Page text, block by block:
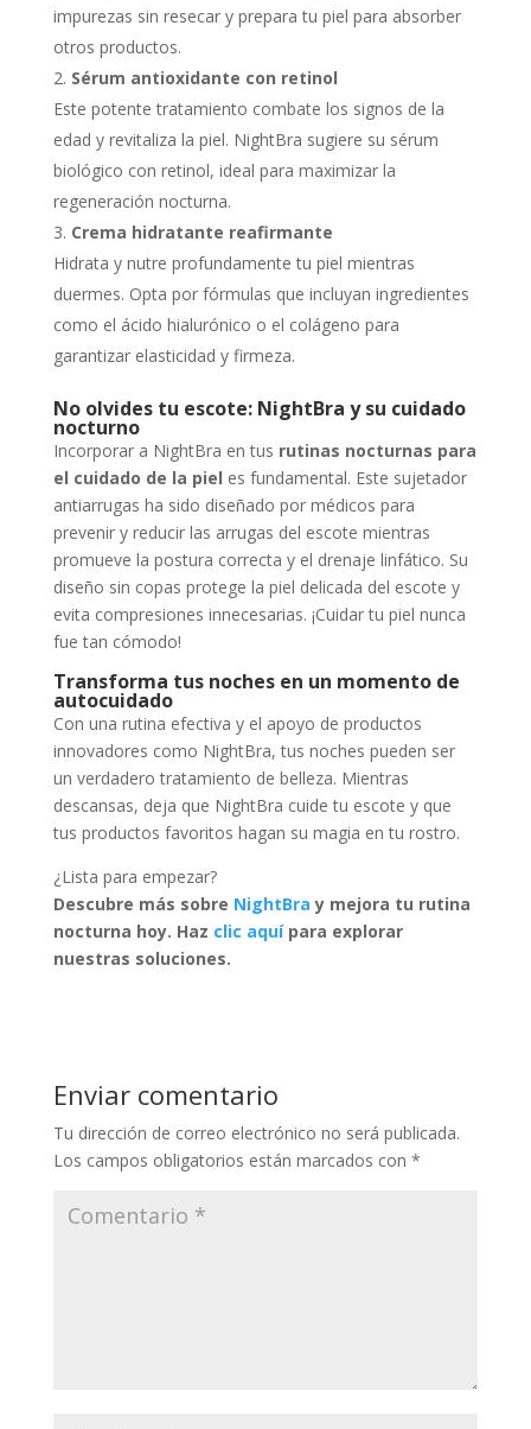
impurezas sin resecar y prepara tu piel para absorber
otros productos.
Sérum antioxidante con retinol
Este potente tratamiento combate los signos de la
edad y revitaliza la piel. NightBra sugiere su sérum
biológico con retinol, ideal para maximizar la
regeneración nocturna.
Crema hidratante reafirmante
Hidrata y nutre profundamente tu piel mientras
duermes. Opta por fórmulas que incluyan ingredientes
como el ácido hialurónico o el colágeno para
garantizar elasticidad y firmeza.
No olvides tu escote: NightBra y su cuidado
nocturno
Incorporar a NightBra en tus rutinas nocturnas para
el cuidado de la piel es fundamental. Este sujetador
antiarrugas ha sido diseñado por médicos para
prevenir y reducir las arrugas del escote mientras
promueve la postura correcta y el drenaje linfático. Su
diseño sin copas protege la piel delicada del escote y
evita compresiones innecesarias. ¡Cuidar tu piel nunca
fue tan cómodo!
Transforma tus noches en un momento de
autocuidado
Con una rutina efectiva y el apoyo de productos
innovadores como NightBra, tus noches pueden ser
un verdadero tratamiento de belleza. Mientras
descansas, deja que NightBra cuide tu escote y que
tus productos favoritos hagan su magia en tu rostro.
¿Lista para empezar?
Descubre más sobre NightBra y mejora tu rutina
nocturna hoy. Haz clic aquípara explorar
nuestras soluciones.
Enviar comentario
Tu dirección de correo electrónico no será publicada.
Los campos obligatorios están marcados con *